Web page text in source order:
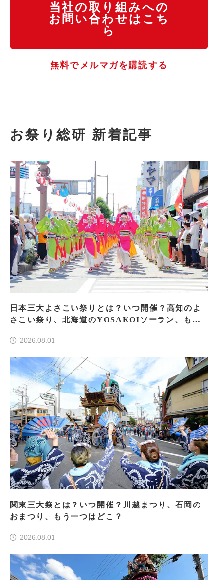
当社の取り組みへの
お問い合わせはこち
ら
無料でメルマガを購読する
お祭り総研 新着記事
日本三大よさこい祭りとは？いつ開催？高知のよ
さこい祭り、北海道のYOSAKOIソーラン、もう
2026.08.01
関東三大祭とは？いつ開催？川越まつり、石岡の
おまつり、もう一つはどこ？
2026.08.01